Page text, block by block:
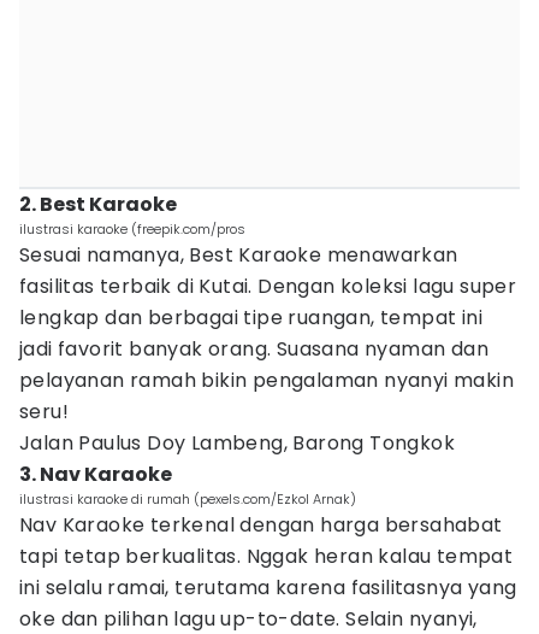
2. Best Karaoke
ilustrasi karaoke (freepik.com/pros
Sesuai namanya, Best Karaoke menawarkan
fasilitas terbaik di Kutai. Dengan koleksi lagu super
lengkap dan berbagai tipe ruangan, tempat ini
jadi favorit banyak orang. Suasana nyaman dan
pelayanan ramah bikin pengalaman nyanyi makin
seru!
Jalan Paulus Doy Lambeng, Barong Tongkok
3. Nav Karaoke
ilustrasi karaoke di rumah (pexels.com/Ezkol Arnak)
Nav Karaoke terkenal dengan harga bersahabat
tapi tetap berkualitas. Nggak heran kalau tempat
ini selalu ramai, terutama karena fasilitasnya yang
oke dan pilihan lagu up-to-date. Selain nyanyi,